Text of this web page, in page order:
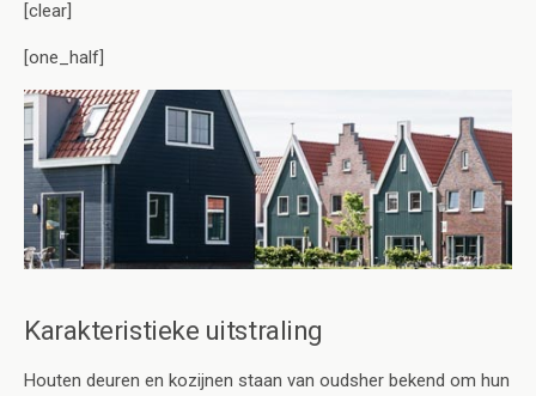
[clear]
[one_half]
Karakteristieke uitstraling
Houten deuren en kozijnen staan van oudsher bekend om hun